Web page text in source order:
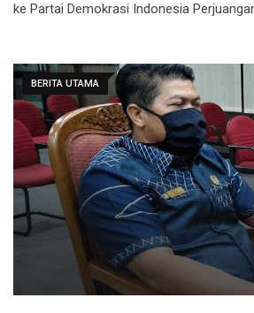
ke Partai Demokrasi Indonesia
BERITA UTAMA